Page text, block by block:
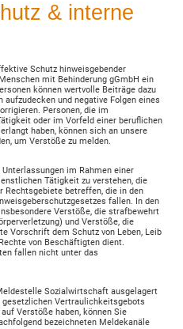
& interne
Schutz hinweisgebender
mit Behinderung gGmbH ein
können wertvolle Beiträge dazu
aufzudecken und negative Folgen eines
Personen, die im
oder im Vorfeld einer beruflichen
haben, können sich an unsere
um Verstöße zu melden.
im Rahmen einer
Tätigkeit zu verstehen, die
betreffen, die in den
fallen. In den
Verstöße, die strafbewehrt
und Verstöße, die
Vorschrift dem Schutz von Leben, Leib
von Beschäftigten dient.
fallen nicht unter das
Sozialwirtschaft ausgelagert
gesetzlichen Vertraulichkeitsgebots
Verstöße haben, können Sie
bezeichneten Meldekanäle